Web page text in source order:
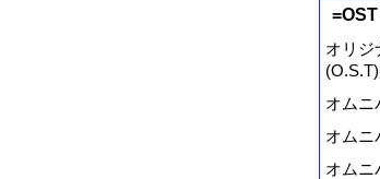
オリジ
オムニ
オムニ
オムニ